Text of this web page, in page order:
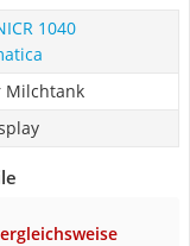
1040
Milchtank